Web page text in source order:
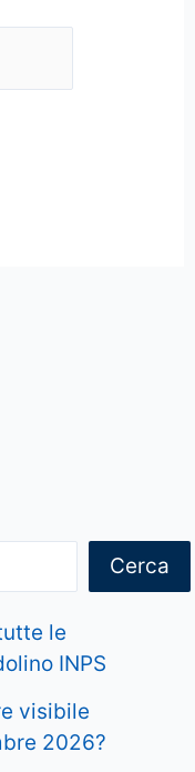
Cerca
le
INPS
visibile
2026?